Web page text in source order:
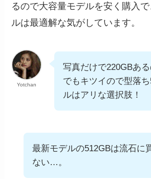
るので大容量モデルを安く購入
ルは最適解な気がしています。
Yotchan
写真だけで220GBあ
でもキツイので型落
ルはアリな選択肢！
最新モデルの512GBは流石に
ない…。